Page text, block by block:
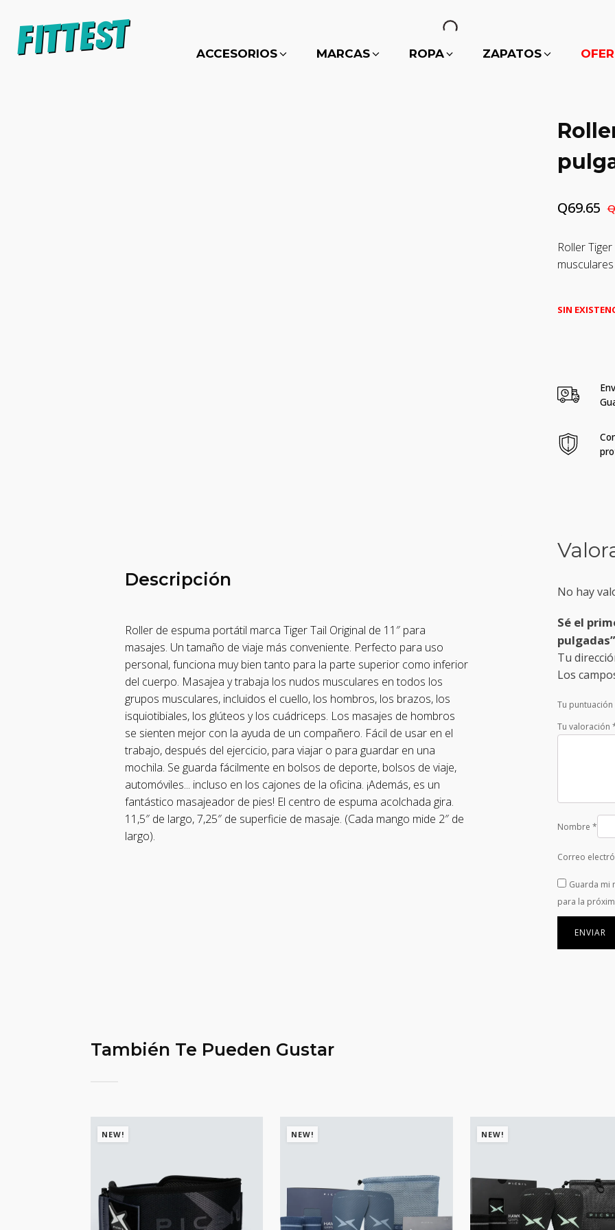
ACCESORIOS MARCAS ROPA ZAPATOS
Q
El
precio
original
Q199.00.
Q69.65
El
precio
actual
Q69.65.
Roller
SIN
Descripción
Roller de espuma portátil marca Tiger Tail Original de 11″ para
masajes. Un tamaño de viaje más conveniente. Perfecto para uso
personal, funciona muy bien tanto para la parte superior como inferior
del cuerpo. Masajea y trabaja los nudos musculares en todos los
grupos musculares, incluidos el cuello, los hombros, los brazos, los
isquiotibiales, los glúteos y los cuádriceps. Los masajes de hombros
se sienten mejor con la ayuda de un compañero. Fácil de usar en el
trabajo, después del ejercicio, para viajar o para guardar en una
mochila. Se guarda fácilmente en bolsos de deporte, bolsos de viaje,
automóviles... incluso en los cajones de la oficina. ¡Además, es un
fantástico masajeador de pies! El centro de espuma acolchada gira.
11,5″ de largo, 7,25″ de superficie de masaje. (Cada mango mide 2″ de
largo).
No hay
Sé el
pulgadas”
Tu
Los
Tu puntuación
Tu valoración
Nombre *
Correo
Guarda mi
para la
También Te Pueden Gustar
NEW! NEW! NEW!